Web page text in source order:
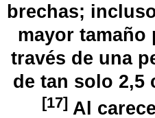
brechas;
mayor tamaño
través de una
de tan solo 2,5
[17] Al